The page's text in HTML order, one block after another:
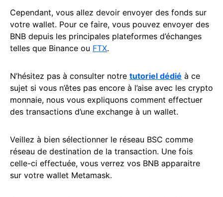
Cependant, vous allez devoir envoyer des fonds sur
votre wallet. Pour ce faire, vous pouvez envoyer des
BNB depuis les principales plateformes d’échanges
telles que Binance ou FTX.
N’hésitez pas à consulter notre tutoriel dédié à ce
sujet si vous n’êtes pas encore à l’aise avec les crypto
monnaie, nous vous expliquons comment effectuer
des transactions d’une exchange à un wallet.
Veillez à bien sélectionner le réseau BSC comme
réseau de destination de la transaction. Une fois
celle-ci effectuée, vous verrez vos BNB apparaitre
sur votre wallet Metamask.